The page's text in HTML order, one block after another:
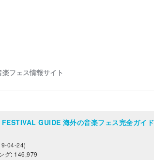
GUIDE 海外の音楽フェス完全ガイド
04-24)
グ: 146,979